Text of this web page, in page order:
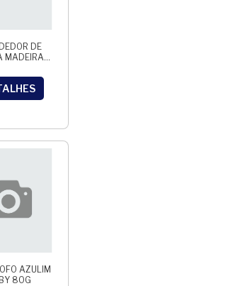
DE
MADEIRA
AZULIM
80G